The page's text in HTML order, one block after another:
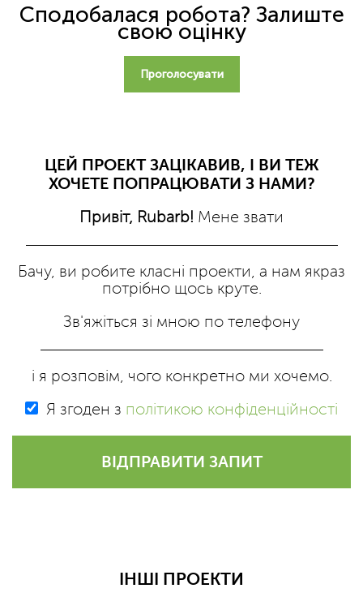
Сподобалася робота? Залиште
свою оцінку
Проголосувати
ЦЕЙ ПРОЕКТ ЗАЦІКАВИВ, І ВИ ТЕЖ
ХОЧЕТЕ ПОПРАЦЮВАТИ З НАМИ?
Привіт, Rubarb! Мене звати
Бачу, ви робите класні проекти, а нам якраз
потрібно щось круте.
Зв'яжіться зі мною по телефону
і я розповім, чого конкретно ми хочемо.
Я згоден з політикою конфіденційності
ВІДПРАВИТИ ЗАПИТ
ІНШІ ПРОЕКТИ